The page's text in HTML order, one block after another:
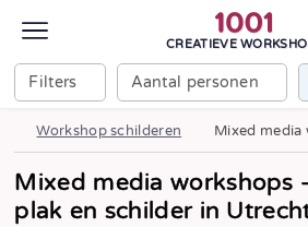
CREATIEVE
Filters Aantal personen
Workshop schilderen Mixed media
Mixed media workshops
plak en schilder in